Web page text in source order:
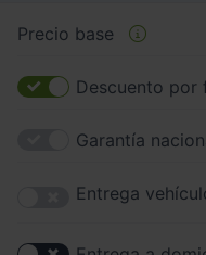
Precio base
Descuento por
Garantía
Entrega